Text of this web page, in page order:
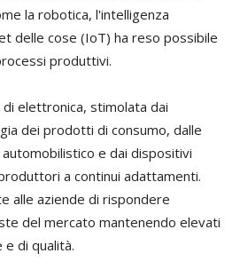
la robotica, l'intelligenza
delle cose (IoT) ha reso possibile
produttivi.
elettronica, stimolata dai
dei prodotti di consumo, dalle
e dai dispositivi
a continui adattamenti.
alle aziende di rispondere
del mercato mantenendo elevati
di qualità.